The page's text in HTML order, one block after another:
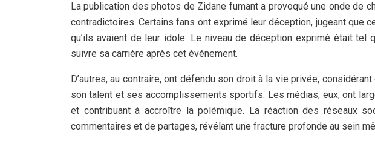
La publication des photos de Zidane fumant a provoqué une onde de
contradictoires. Certains fans ont exprimé leur déception, jugeant que
qu’ils avaient de leur idole. Le niveau de déception exprimé était
suivre sa carrière après cet événement.
D’autres, au contraire, ont défendu son droit à la vie privée,
son talent et ses accomplissements sportifs. Les médias, eux, ont
et contribuant à accroître la polémique. La réaction des réseaux
commentaires et de partages, révélant une fracture profonde au sein